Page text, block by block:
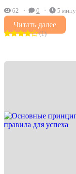
62 0 5
Читать далее
(1)